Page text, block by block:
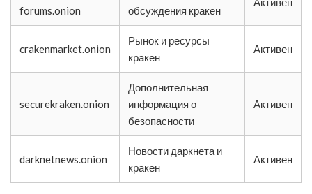
forums.onion
обсуждения кракен
crakenmarket.onion
Рынок и ресурсы
кракен
Активен
securekraken.onion
Дополнительная
информация о
безопасности
Активен
darknetnews.onion
Новости даркнета и
кракен
Активен